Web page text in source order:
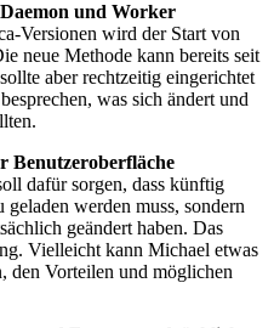
und Worker
Versionen wird der Start von
neue Methode kann bereits seit
aber rechtzeitig eingerichtet
was sich ändert und
Benutzeroberfläche
dafür sorgen, dass künftig
werden muss, sondern
geändert haben. Das
Vielleicht kann Michael etwas
den Vorteilen und möglichen